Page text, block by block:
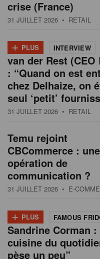
crise (France)
31 JUILLET 2026 • RETAIL
+ PLUS INTERVIEW
van der Rest (CEO
: “Quand on est
chez Delhaize, on
seul ‘petit’
31 JUILLET 2026 • RETAIL
Temu rejoint
CBCommerce : une
opération de
communication ?
31 JUILLET 2026 • E-
+ PLUS FAMOUS
Sandrine Corman :
cuisine du
pèse un peu”